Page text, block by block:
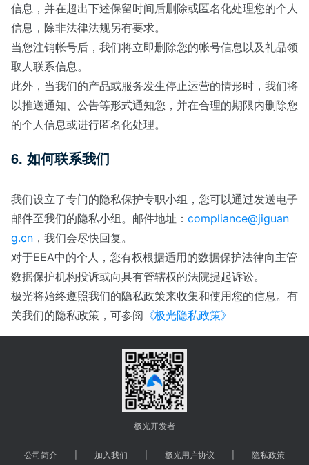
信息，并在超出下述保留时间后删除或匿名化处理您的个人
信息，除非法律法规另有要求。
当您注销帐号后，我们将立即删除您的帐号信息以及礼品领
取人联系信息。
此外，当我们的产品或服务发生停止运营的情形时，我们将
以推送通知、公告等形式通知您，并在合理的期限内删除您
的个人信息或进行匿名化处理。
6. 如何联系我们
我们设立了专门的隐私保护专职小组，您可以通过发送电子
邮件至我们的隐私小组。邮件地址： compliance@jiguan
g.cn ，我们会尽快回复。
对于EEA中的个人，您有权根据适用的数据保护法律向主管
数据保护机构投诉或向具有管辖权的法院提起诉讼。
极光将始终遵照我们的隐私政策来收集和使用您的信息。有
关我们的隐私政策，可参阅 《极光隐私政策》
极光开发者
公司简介 加入我们 极光用户协议 隐私政策